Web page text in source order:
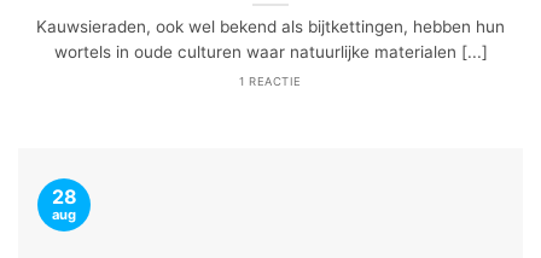
Kauwsieraden, ook wel bekend als bijtkettingen, hebben hun
wortels in oude culturen waar natuurlijke materialen [...]
1 REACTIE
28
aug